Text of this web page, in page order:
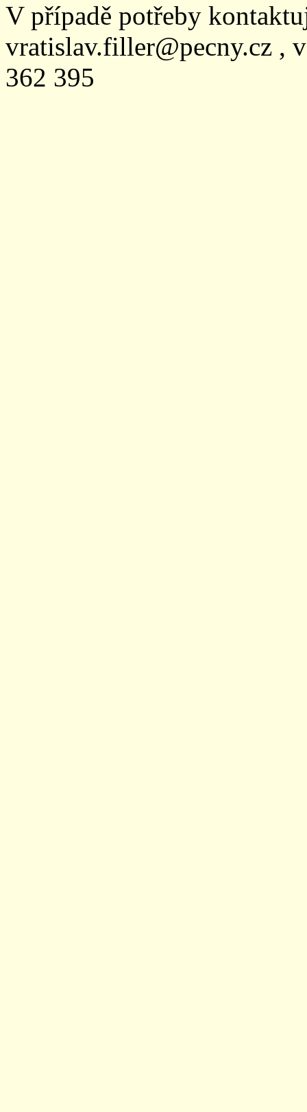
V případě potřeby
vratislav.filler@pecny.cz ,
362 395